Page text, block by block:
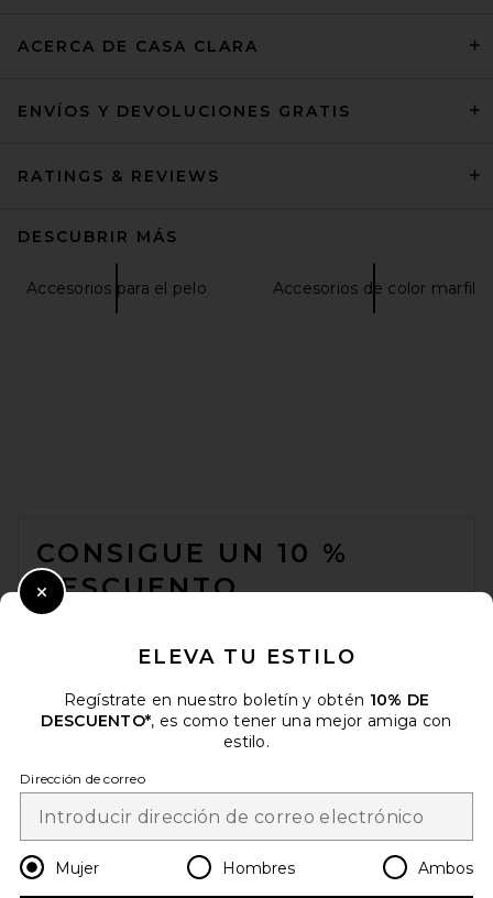
Nikki Beach Camryn Fedora
ACERCA DE CASA CLARA
ENVÍOS Y DEVOLUCIONES GRATIS
RATINGS & REVIEWS
DESCUBRIR MÁS
Accesorios para el pelo Accesorios de color marfil
CONSIGUE UN 10 %
DESCUENTO
electrónico. Puede retirarse en cualquier momento.
Email Address
Change Country Regions
es USD
ELEVA TU ESTILO
Regístrate en nuestro boletín y obtén 10% DE
DESCUENTO*, es como tener una mejor amiga con
estilo.
Dirección de correo
Mujer Hombres Ambos
Close Modal